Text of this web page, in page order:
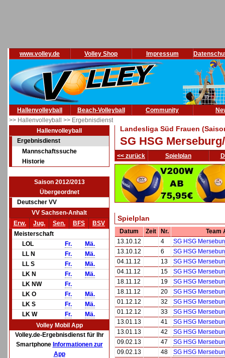
www.volley.de Volley Shop Impressum
Hallenvolleyball Beach-Volleyball Community
>> Hallenvolleyball >> Ergebnisdienst
Hallenvolleyball
Ergebnisdienst
Mannschaftssuche
Historie
Saison 2012/2013
Übergeordnet
Deutscher VV
VV Sachsen-Anhalt
Erw.
Jug. Sen. BFS
BSV
Meisterschaft
LOL
Fr.
Mä.
LL N
Fr.
Mä.
LL S
Fr.
Mä.
LK N
Fr.
Mä.
LK NW
Fr.
LK O
Fr.
Mä.
LK S
Fr.
Mä.
LK W
Fr.
Mä.
Volley Mobil App
Volley.de-Ergebnisdienst für Ihr
Smartphone Informationen zur
App
Landesliga Süd Frauen
SG HSG
<< zurück Spielplan
Spielplan
Datum Zeit Nr.
Team
13.10.12
4
SG HSG
13.10.12
6
SG HSG
04.11.12
13
SG HSG
04.11.12
15
SG HSG
18.11.12
19
SG HSG
18.11.12
20
SG HSG
01.12.12
32
SG HSG
01.12.12
33
SG HSG
13.01.13
41
SG HSG
13.01.13
42
SG HSG
09.02.13
47
SG HSG
09.02.13
48
SG HSG